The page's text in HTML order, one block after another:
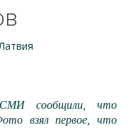
СМИ сообщили, что
взял первое, что